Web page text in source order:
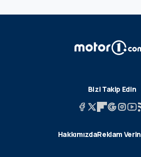
Bizi Takip Edin
HakkımızdaReklam Verin